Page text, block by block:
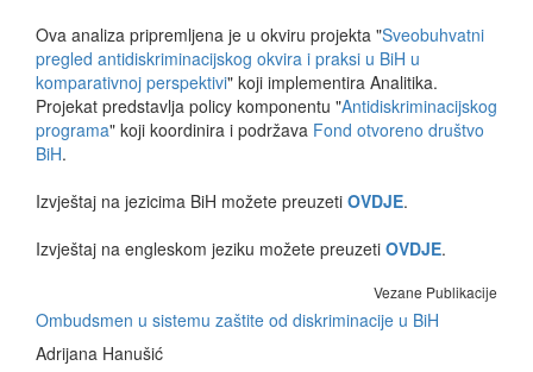
Ova analiza pripremljena je u okviru projekta "Sveobuhvatni
pregled antidiskriminacijskog okvira i praksi u BiH u
komparativnoj perspektivi" koji implementira Analitika.
Projekat predstavlja policy komponentu "Antidiskriminacijskog
programa" koji koordinira i podržava Fond otvoreno društvo
BiH.
Izvještaj na jezicima BiH možete preuzeti OVDJE.
Izvještaj na engleskom jeziku možete preuzeti OVDJE.
Vezane Publikacije
Ombudsmen u sistemu zaštite od diskriminacije u BiH
Adrijana Hanušić